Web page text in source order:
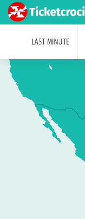
LAST MINUTE